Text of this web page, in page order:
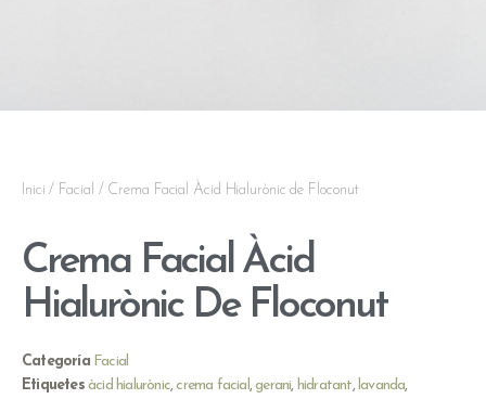
Inici / Facial / Crema Facial Àcid Hialurònic de Floconut
Crema Facial Àcid
Hialurònic De Floconut
Categoría Facial
Etiquetes àcid hialurònic, crema facial, gerani, hidratant,lavanda,